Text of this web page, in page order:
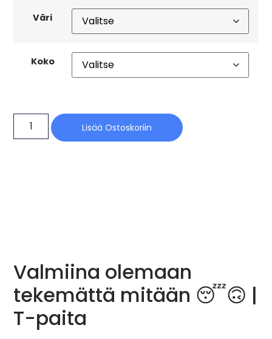
Väri
Koko
Lisää Ostoskoriin
Valmiina olemaan
tekemättä mitään 😴🙃 |
T-paita